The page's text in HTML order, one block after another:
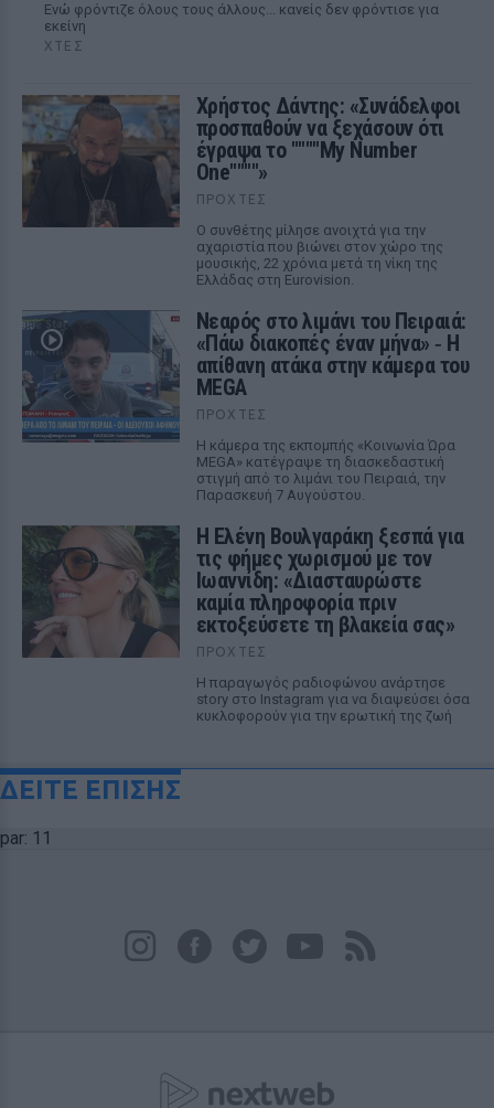
Ενώ φρόντιζε όλους τους άλλους... κανείς δεν φρόντισε για
εκείνη
ΧΤΕΣ
Χρήστος Δάντης: «Συνάδελφοι
προσπαθούν να ξεχάσουν ότι
έγραψα το """"My Number
One""""»
ΠΡΟΧΤΈΣ
Ο συνθέτης μίλησε ανοιχτά για την
αχαριστία που βιώνει στον χώρο της
μουσικής, 22 χρόνια μετά τη νίκη της
Ελλάδας στη Eurovision.
Νεαρός στο λιμάνι του Πειραιά:
«Πάω διακοπές έναν μήνα» ‑ Η
απίθανη ατάκα στην κάμερα του
MEGA
ΠΡΟΧΤΈΣ
Η κάμερα της εκπομπής «Κοινωνία Ώρα
MEGA» κατέγραψε τη διασκεδαστική
στιγμή από το λιμάνι του Πειραιά, την
Παρασκευή 7 Αυγούστου.
Η Ελένη Βουλγαράκη ξεσπά για
τις φήμες χωρισμού με τον
Ιωαννίδη: «Διασταυρώστε
καμία πληροφορία πριν
εκτοξεύσετε τη βλακεία σας»
ΠΡΟΧΤΈΣ
Η παραγωγός ραδιοφώνου ανάρτησε
story στο Instagram για να διαψεύσει όσα
κυκλοφορούν για την ερωτική της ζωή
ΔΕΙΤΕ ΕΠΙΣΗΣ
par: 11